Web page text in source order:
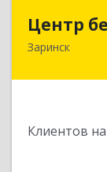
Центр
Заринск
Клиентов
659100,